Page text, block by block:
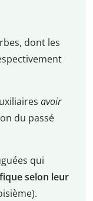
dont les
avoir
du passé
qui
selon leur